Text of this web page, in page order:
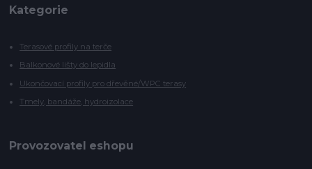
Kategorie
Terasové profily na terče
Balkonové lišty do lepidla
Ukončovací profily pro dřevěné/WPC terasy
Tmely, bandáže, hydroizolace
Provozovatel eshopu